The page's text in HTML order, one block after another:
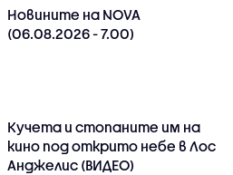
Новините на NOVA
(06.08.2026 - 7.00)
Кучета и стопаните им на
кино под открито небе в Лос
Анджелис (ВИДЕО)